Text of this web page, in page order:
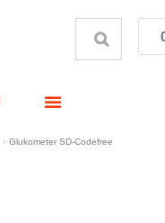
Glukometer SD-Codefree